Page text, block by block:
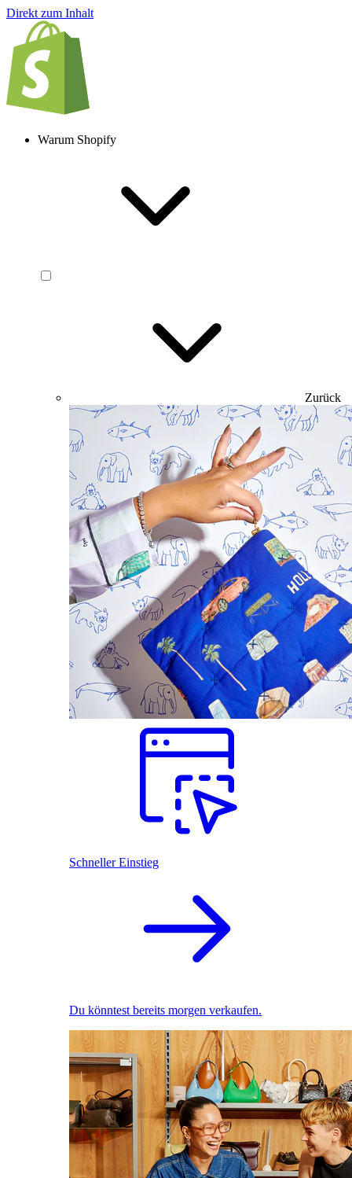
Direkt zum Inhalt
Warum Shopify
Zurück
Schneller Einstieg
Du könntest bereits morgen verkaufen.